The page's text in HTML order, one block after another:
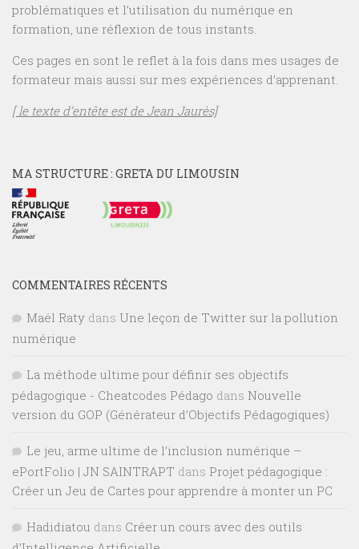
problématiques et l’utilisation du numérique en
formation, une réflexion de tous instants.
Ces pages en sont le reflet à la fois dans mes usages de
formateur mais aussi sur mes expériences d’apprenant.
[ le texte d’entête est de Jean Jaurès]
MA STRUCTURE : GRETA DU LIMOUSIN
COMMENTAIRES RÉCENTS
Maël Raty dans Une leçon de Twitter sur la pollution
numérique
La méthode ultime pour définir ses objectifs
pédagogique - Cheatcodes Pédago dans Nouvelle
version du GOP (Générateur d’Objectifs Pédagogiques)
Le jeu, arme ultime de l’inclusion numérique –
ePortFolio | JN SAINTRAPT dans Projet pédagogique :
Créer un Jeu de Cartes pour apprendre à monter un PC
Hadidiatou dans Créer un cours avec des outils